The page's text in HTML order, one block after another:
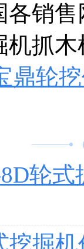
各销
抓
鼎轮
轮
掘